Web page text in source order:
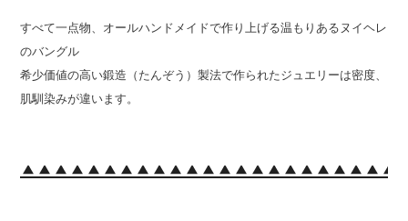
すべて一点物、オールハンドメイドで作り上げる温もりあるヌイヘレ
のバングル
希少価値の高い鍛造（たんぞう）製法で作られたジュエリーは密度、
肌馴染みが違います。